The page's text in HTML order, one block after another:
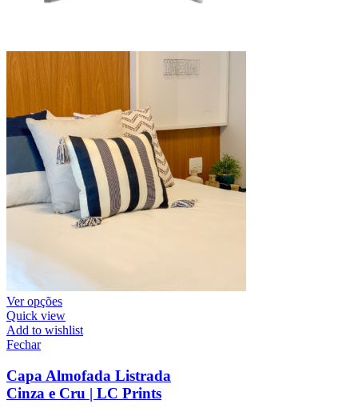
Ver opções
Quick view
Add to wishlist
Fechar
Capa Almofada Listrada
Cinza e Cru | LC Prints